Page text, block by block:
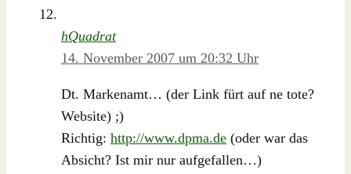
hQuadrat
14. November 2007 um 20:32 Uhr
Dt. Markenamt… (der Link fürt auf ne tote?
Website) ;)
Richtig: http://www.dpma.de (oder war das
Absicht? Ist mir nur aufgefallen…)